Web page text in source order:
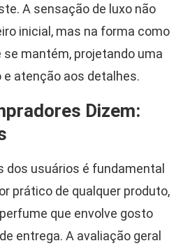
A sensação de luxo não
inicial, mas na forma como
se mantém, projetando uma
e atenção aos detalhes.
Dizem:
dos usuários é fundamental
prático de qualquer produto,
que envolve gosto
entrega. A avaliação geral